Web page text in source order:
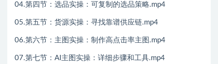
04.第四节：选品实操：可复制的选品策略.mp4
05.第五节：货源实操：寻找靠谱供应链.mp4
06.第六节：主图实操：制作高点击率主图.mp4
07.第七节：AI主图实操：详细步骤和工具.mp4